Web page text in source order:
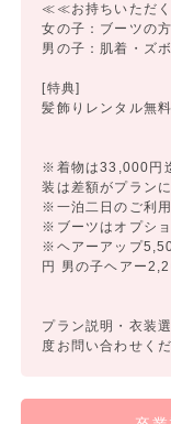
≪≪お持ちいただ
女の子：ブーツの
男の子：肌着・ズ
[特典]
髪飾りレンタル無
※着物は33,000円
装は差額がプラン
※一泊二日のご利用
※ブーツはオプシ
※ヘアーアップ
円 男の子ヘアー
プラン説明・衣装
度お問い合わせく